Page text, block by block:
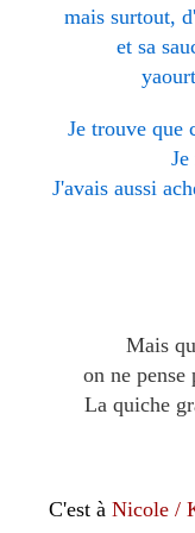
mais surtout,
et sa
Je trouve que
J'avais aussi
Mais
on ne pense
La quiche
C'est à Nicole /